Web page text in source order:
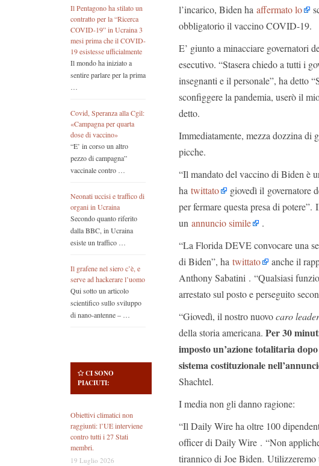
Il Pentagono ha stilato un
contratto per la “Ricerca
COVID-19” in Ucraina 3
mesi prima che il COVID-
19 esistesse ufficialmente
Il mondo ha iniziato a
sentire parlare per la prima
…
Covid, Speranza alla Cgil:
«Campagna per quarta
dose di vaccino»
“E’ in corso un altro
pezzo di campagna”
vaccinale contro …
Neonati uccisi e traffico di
organi in Ucraina
Secondo quanto riferito
dalla BBC, in Ucraina
esiste un traffico …
Il grafene nel siero c’è, e
serve ad hackerare l’uomo
Qui sotto un articolo
scientifico sullo sviluppo
di nano-antenne – …
CI SONO
PIACIUTI:
Obiettivi climatici non
raggiunti: l’UE interviene
contro tutti i 27 Stati
membri.
19 Luglio 2026
l’incarico, Biden ha affermato lo
obbligatorio il vaccino COVID-19.
E’ giunto a minacciare governatori
esecutivo. “Stasera chiedo a tutti i
insegnanti e il personale”, ha detto
sconfiggere la pandemia, userò il
detto.
Immediatamente, mezza dozzina di
picche.
“Il mandato del vaccino di Biden è
ha twittato
giovedì il governatore
per fermare questa presa di
un annuncio simile
.
“La Florida DEVE convocare una
di Biden”, ha twittato
anche il
Anthony Sabatini . “Qualsiasi
arrestato sul posto e perseguito
“Giovedì, il nostro nuovocaro leader
della storia americana. Per 30
imposto un’azione totalitaria
sistema costituzionale
Shachtel.
I media non gli danno ragione:
“Il Daily Wire ha oltre 100
officer di Daily Wire . “Non
tirannico di Joe Biden. Utilizzeremo